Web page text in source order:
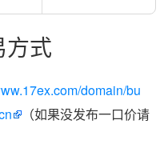
方式
domain/bu
（如果没发布一口价请